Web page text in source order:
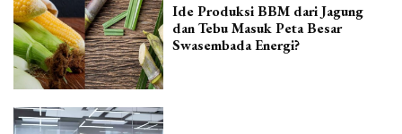
Ide Produksi BBM dari Jagung
dan Tebu Masuk Peta Besar
Swasembada Energi?